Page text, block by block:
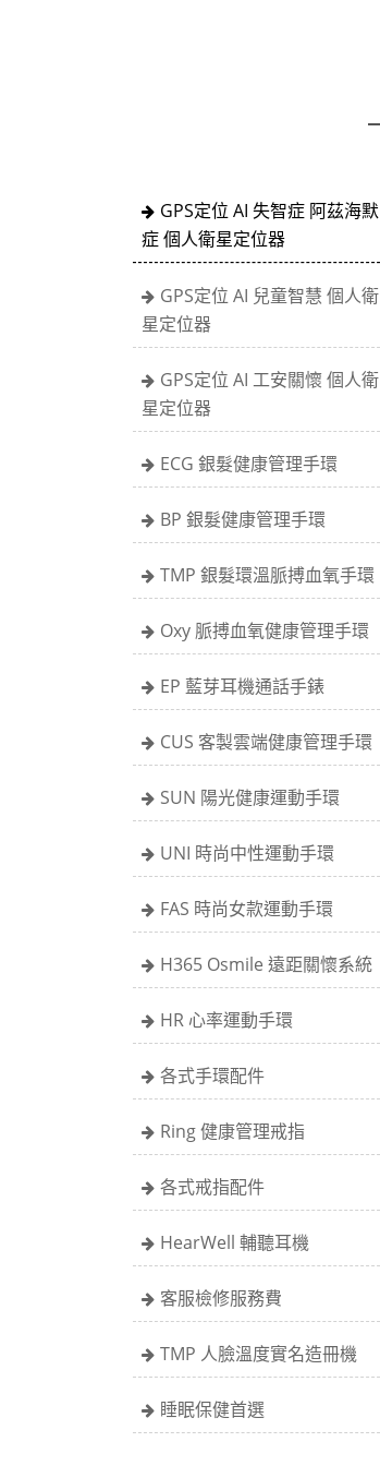
GPS定位 AI 失智症 阿茲海默
症 個人衛星定位器
GPS定位 AI 兒童智慧 個人衛
星定位器
GPS定位 AI 工安關懷 個人衛
星定位器
ECG 銀髮健康管理手環
BP 銀髮健康管理手環
TMP 銀髮環溫脈搏血氧手環
Oxy 脈搏血氧健康管理手環
EP 藍芽耳機通話手錶
CUS 客製雲端健康管理手環
SUN 陽光健康運動手環
UNI 時尚中性運動手環
FAS 時尚女款運動手環
H365 Osmile 遠距關懷系統
HR 心率運動手環
各式手環配件
Ring 健康管理戒指
各式戒指配件
HearWell 輔聽耳機
客服檢修服務費
TMP 人臉溫度實名造冊機
睡眠保健首選